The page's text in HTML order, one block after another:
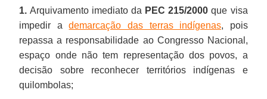
1. Arquivamento imediato da PEC 215/2000 que visa
impedir ademarcação das terras indígenas, pois
repassa a responsabilidade ao Congresso Nacional,
espaço onde não tem representação dos povos, a
decisão sobre reconhecer territórios indígenas e
quilombolas;